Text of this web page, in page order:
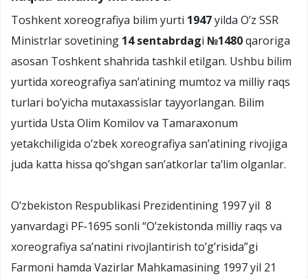
Toshkent xoreografiya bilim yurti 1947yilda O’z SSR
Ministrlar sovetining 14 sentabrdagi №1480qaroriga
asosan Toshkent shahrida tashkil etilgan. Ushbu bilim
yurtida xoreografiya san’atining mumtoz va milliy raqs
turlari bo’yicha mutaxassislar tayyorlangan. Bilim
yurtida Usta Olim Komilov va Tamaraxonum
yetakchiligida o’zbek xoreografiya san’atining rivojiga
juda katta hissa qo’shgan san’atkorlar ta’lim olganlar.
O’zbekiston Respublikasi Prezidentining 1997 yil 8
yanvardagi PF-1695 sonli “O’zekistonda milliy raqs va
xoreografiya sa’natini rivojlantirish to’g’risida”gi
Farmoni hamda Vazirlar Mahkamasining 1997 yil 21